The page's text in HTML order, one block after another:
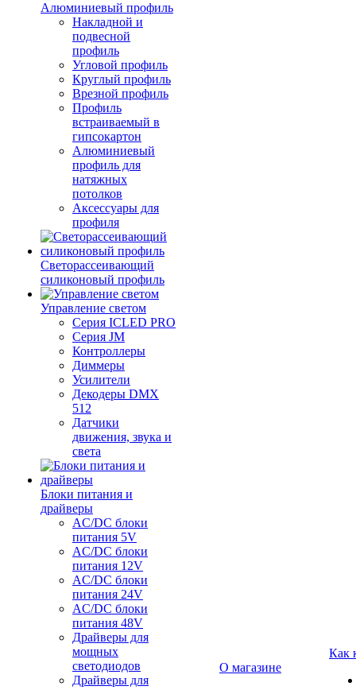
Алюминиевый профиль
Накладной и
подвесной
профиль
Угловой профиль
Круглый профиль
Врезной профиль
Профиль
встраиваемый в
гипсокартон
Алюминиевый
профиль для
натяжных
потолков
Аксессуары для
профиля
Светорассеивающий
силиконовый профиль
Управление светом
Серия ICLED PRO
Серия JM
Контроллеры
Диммеры
Усилители
Декодеры DMX
512
Датчики
движения, звука и
света
Блоки питания и
драйверы
AC/DC блоки
питания 5V
AC/DC блоки
питания 12V
AC/DC блоки
питания 24V
AC/DC блоки
питания 48V
Драйверы для
мощных
светодиодов
Драйверы для
О магазине
Как